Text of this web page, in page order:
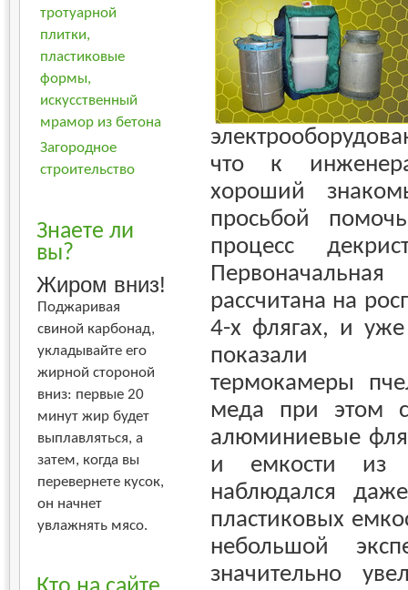
тротуарной
плитки,
пластиковые
формы,
искусственный
мрамор из бетона
Загородное
строительство
Знаете ли
вы?
Жиром вниз!
Поджаривая
свиной карбонад,
укладывайте его
жирной стороной
вниз: первые 20
минут жир будет
выплавляться, а
затем, когда вы
перевернете кусок,
он начнет
увлажнять мясо.
что к
хороший
просьбой
процесс
рассчитана на
4-х флягах, и
показали
термокамеры
меда при этом
алюминиевые
и емкости из
наблюдался
пластиковых
небольшой
значительно